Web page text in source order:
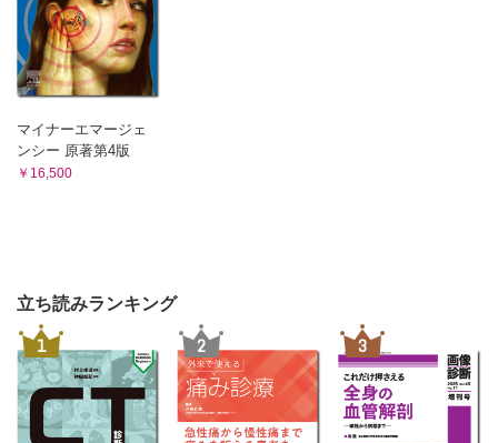
マイナーエマージェ
ンシー 原著第4版
￥16,500
立ち読みランキング
1 2 3